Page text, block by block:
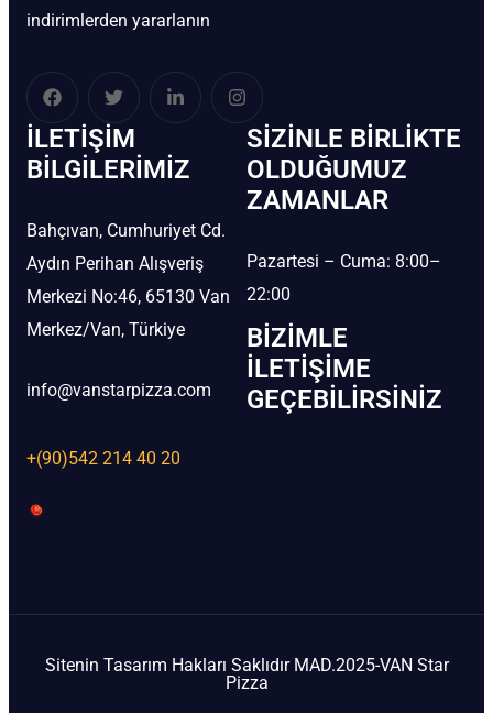
indirimlerden yararlanın
İLETIŞIM
BİLGILERIMIZ
Bahçıvan, Cumhuriyet Cd.
Aydın Perihan Alışveriş
Merkezi No:46, 65130 Van
Merkez/Van, Türkiye
info@vanstarpizza.com
+(90)542 214 40 20
SIZINLE BIRLIKTE
OLDUĞUMUZ
ZAMANLAR
Pazartesi – Cuma: 8:00–
22:00
BIZIMLE
İLETIŞIME
GEÇEBILIRSINIZ
Sitenin Tasarım Hakları Saklıdır MAD.2025-VAN Star
Pizza